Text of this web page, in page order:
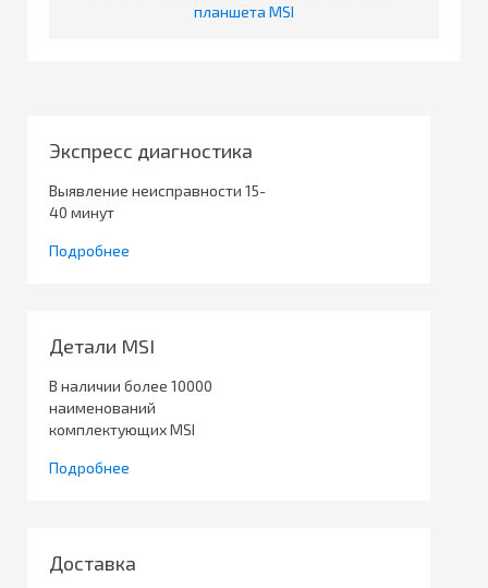
планшета MSI
Экспресс диагностика
Выявление неисправности 15-
40 минут
Подробнее
Детали MSI
В наличии более 10000
наименований
комплектующих MSI
Подробнее
Доставка